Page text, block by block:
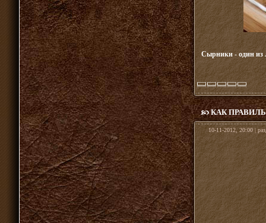
Сырники - один из
КАК
10-11-2012, 20:00 |